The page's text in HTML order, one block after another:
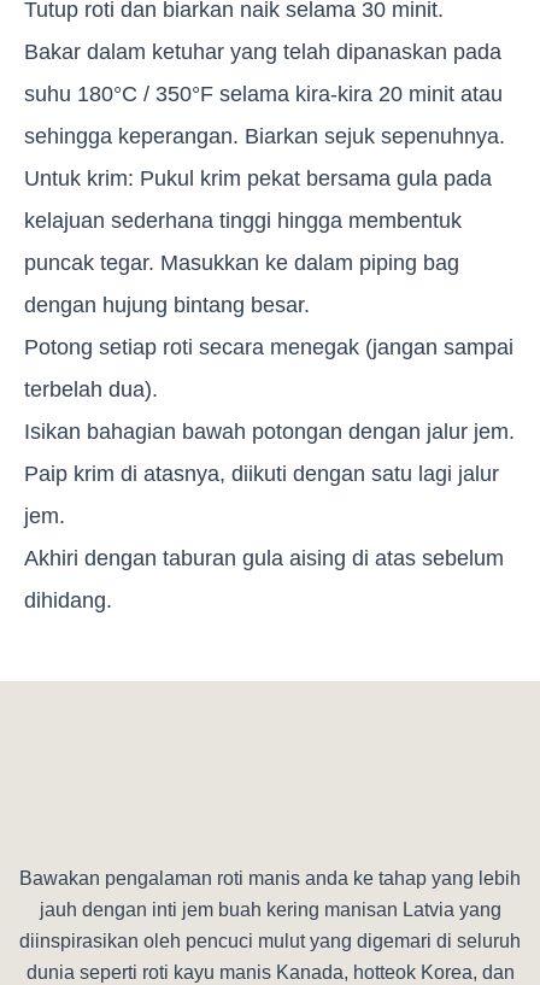
Tutup roti dan biarkan naik selama 30 minit.
Bakar dalam ketuhar yang telah dipanaskan pada
suhu 180°C / 350°F selama kira-kira 20 minit atau
sehingga keperangan. Biarkan sejuk sepenuhnya.
Untuk krim: Pukul krim pekat bersama gula pada
kelajuan sederhana tinggi hingga membentuk
puncak tegar. Masukkan ke dalam piping bag
dengan hujung bintang besar.
Potong setiap roti secara menegak (jangan sampai
terbelah dua).
Isikan bahagian bawah potongan dengan jalur jem.
Paip krim di atasnya, diikuti dengan satu lagi jalur
jem.
Akhiri dengan taburan gula aising di atas sebelum
dihidang.
Bawakan pengalaman roti manis anda ke tahap yang lebih
jauh dengan inti jem buah kering manisan Latvia yang
diinspirasikan oleh pencuci mulut yang digemari di seluruh
dunia seperti roti kayu manis Kanada, hotteok Korea, dan